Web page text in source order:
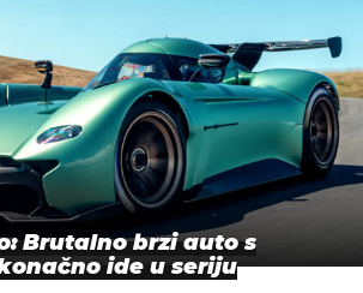
Brutalno brzi auto s
ide u seriju